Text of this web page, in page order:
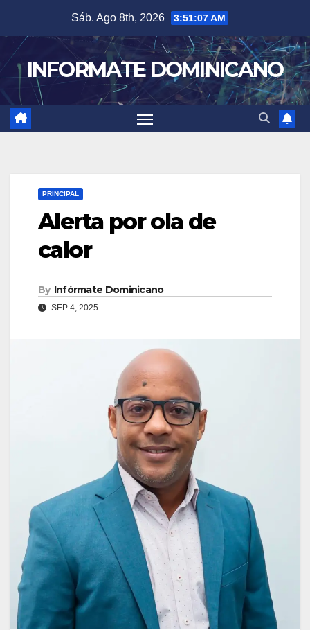
content
Sáb. Ago 8th, 2026 3:51:08 AM
INFORMATE DOMINICANO
PRINCIPAL
Alerta por ola de
calor
By Infórmate Dominicano
SEP 4, 2025